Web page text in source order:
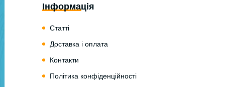
Інформація
Статті
Доставка і оплата
Контакти
Політика конфіденційності